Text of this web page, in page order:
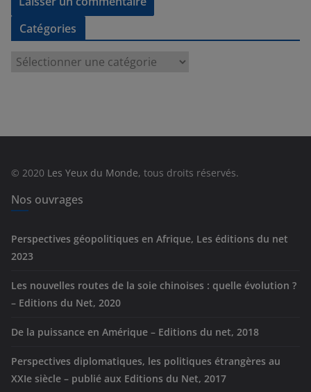
Catégories
e
© 2020 Les Yeux du Monde, tous droits réservés.
Nos ouvrages
Perspectives géopolitiques en Afrique, Les éditions du net
2023
Les nouvelles routes de la soie chinoises : quelle évolution ?
– Editions du Net, 2020
De la puissance en Amérique – Editions du net, 2018
Perspectives diplomatiques, les politiques étrangères au
XXIe siècle – publié aux Editions du Net, 2017